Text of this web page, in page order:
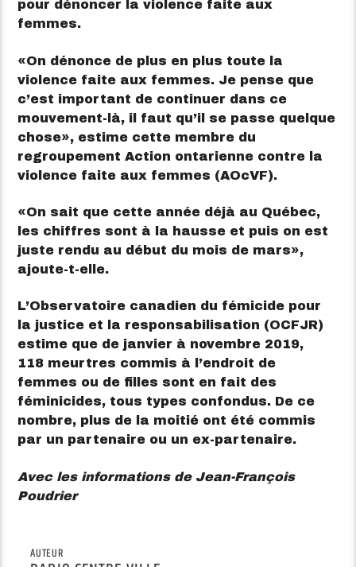
pour dénoncer la violence faite aux
femmes.
On dénonce de plus en plus toute la
violence faite aux femmes. Je pense que
c’est important de continuer dans ce
mouvement-là, il faut qu’il se passe quelque
chose
, estime cette membre du
regroupement Action ontarienne contre la
violence faite aux femmes (AOcVF).
On sait que cette année déjà au Québec,
les chiffres sont à la hausse et puis on est
juste rendu au début du mois de mars
,
ajoute-t-elle.
L’Observatoire canadien du fémicide pour
la justice et la responsabilisation (OCFJR)
estime que de janvier à novembre 2019,
118 meurtres commis à l’endroit de
femmes ou de filles sont en fait des
féminicides, tous types confondus. De ce
nombre, plus de la moitié ont été commis
par un partenaire ou un ex-partenaire.
Avec les informations de Jean-François
Poudrier
AUTEUR